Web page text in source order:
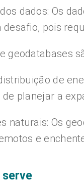
dados: Os
pois
geodatabases
de
planejar a
naturais: Os
e
serve